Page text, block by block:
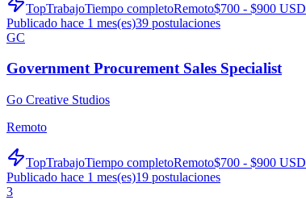
TopTrabajoTiempo completoRemoto$700 - $900 USD
Publicado hace 1 mes(es)39 postulaciones
GC
Government Procurement Sales Specialist
Go Creative Studios
Remoto
TopTrabajoTiempo completoRemoto$700 - $900 USD
Publicado hace 1 mes(es)19 postulaciones
3